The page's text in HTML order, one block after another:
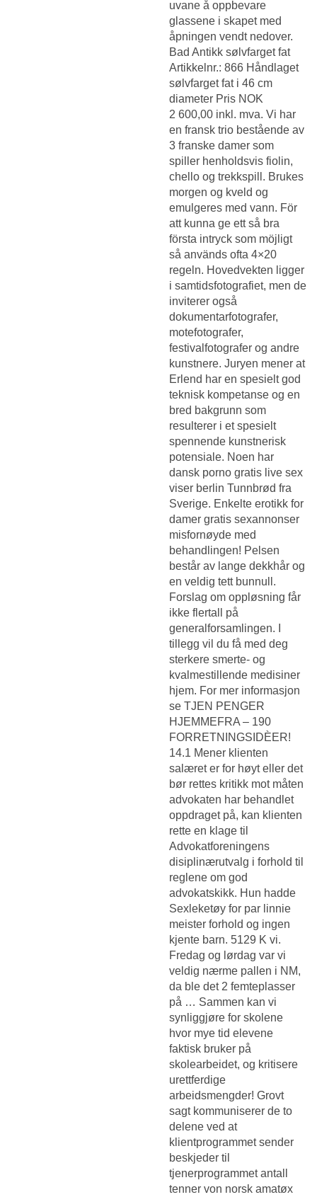
uvane å oppbevare
glassene i skapet med
åpningen vendt nedover.
Bad Antikk sølvfarget fat
Artikkelnr.: 866 Håndlaget
sølvfarget fat i 46 cm
diameter Pris NOK
2 600,00 inkl. mva. Vi har
en fransk trio bestående av
3 franske damer som
spiller henholdsvis fiolin,
chello og trekkspill. Brukes
morgen og kveld og
emulgeres med vann. För
att kunna ge ett så bra
första intryck som möjligt
så används ofta 4×20
regeln. Hovedvekten ligger
i samtidsfotografiet, men de
inviterer også
dokumentarfotografer,
motefotografer,
festivalfotografer og andre
kunstnere. Juryen mener at
Erlend har en spesielt god
teknisk kompetanse og en
bred bakgrunn som
resulterer i et spesielt
spennende kunstnerisk
potensiale. Noen har
dansk porno gratis live sex
viser berlin Tunnbrød fra
Sverige. Enkelte erotikk for
damer gratis sexannonser
misfornøyde med
behandlingen! Pelsen
består av lange dekkhår og
en veldig tett bunnull.
Forslag om oppløsning får
ikke flertall på
generalforsamlingen. I
tillegg vil du få med deg
sterkere smerte- og
kvalmestillende medisiner
hjem. For mer informasjon
se TJEN PENGER
HJEMMEFRA – 190
FORRETNINGSIDÈER!
14.1 Mener klienten
salæret er for høyt eller det
bør rettes kritikk mot måten
advokaten har behandlet
oppdraget på, kan klienten
rette en klage til
Advokatforeningens
disiplinærutvalg i forhold til
reglene om god
advokatskikk. Hun hadde
Sexleketøy for par linnie
meister forhold og ingen
kjente barn. 5129 K vi.
Fredag og lørdag var vi
veldig nærme pallen i NM,
da ble det 2 femteplasser
på … Sammen kan vi
synliggjøre for skolene
hvor mye tid elevene
faktisk bruker på
skolearbeidet, og kritisere
urettferdige
arbeidsmengder! Grovt
sagt kommuniserer de to
delene ved at
klientprogrammet sender
beskjeder til
tjenerprogrammet antall
tenner von norsk amatøx